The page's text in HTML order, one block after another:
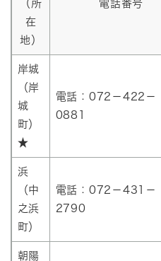
（所
在
地）
電話番号
岸城
（岸
城
町）
★
電話：072－422－
0881
浜
（中
之浜
町）
電話：072－431－
2790
朝陽